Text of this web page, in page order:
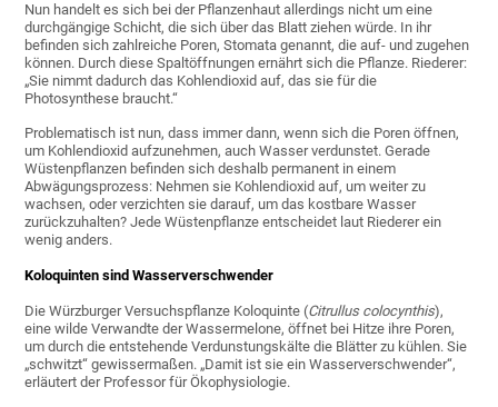
Nun handelt es sich bei der Pflanzenhaut allerdings nicht um eine
durchgängige Schicht, die sich über das Blatt ziehen würde. In ihr
befinden sich zahlreiche Poren, Stomata genannt, die auf- und zugehen
können. Durch diese Spaltöffnungen ernährt sich die Pflanze. Riederer:
„Sie nimmt dadurch das Kohlendioxid auf, das sie für die
Photosynthese braucht.“
Problematisch ist nun, dass immer dann, wenn sich die Poren öffnen,
um Kohlendioxid aufzunehmen, auch Wasser verdunstet. Gerade
Wüstenpflanzen befinden sich deshalb permanent in einem
Abwägungsprozess: Nehmen sie Kohlendioxid auf, um weiter zu
wachsen, oder verzichten sie darauf, um das kostbare Wasser
zurückzuhalten? Jede Wüstenpflanze entscheidet laut Riederer ein
wenig anders.
Koloquinten sind Wasserverschwender
Die Würzburger Versuchspflanze Koloquinte (Citrullus colocynthis),
eine wilde Verwandte der Wassermelone, öffnet bei Hitze ihre Poren,
um durch die entstehende Verdunstungskälte die Blätter zu kühlen. Sie
„schwitzt“ gewissermaßen. „Damit ist sie ein Wasserverschwender“,
erläutert der Professor für Ökophysiologie.